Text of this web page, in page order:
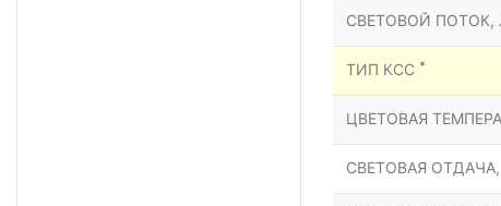
СВЕТОВОЙ ПОТОК,
ТИП КСС *
ЦВЕТОВАЯ
СВЕТОВАЯ